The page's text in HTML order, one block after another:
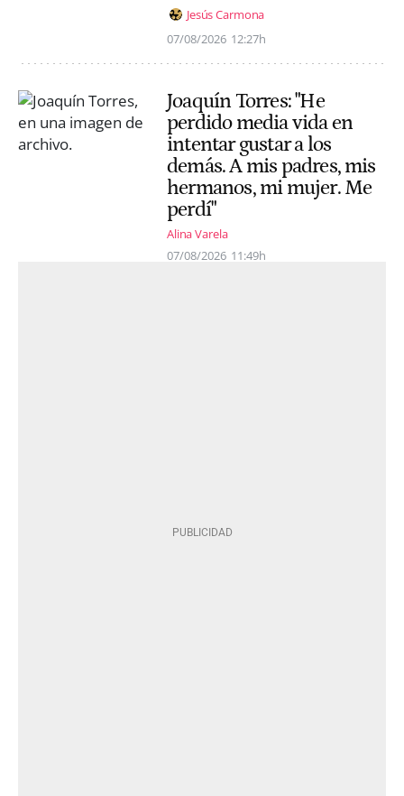
Jesús Carmona
07/08/2026 12:27h
Joaquín Torres: "He
perdido media vida en
intentar gustar a los
demás. A mis padres, mis
hermanos, mi mujer. Me
perdí"
Alina Varela
07/08/2026 11:49h